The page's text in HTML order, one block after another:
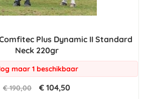
Plus Dynamic II Standard
Neck 220gr
maar 1 beschikbaar
€ 190,00 € 104,50